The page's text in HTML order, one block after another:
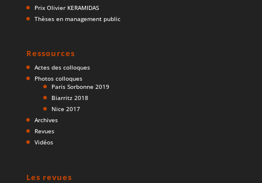
Prix Olivier KERAMIDAS
Thèses en management public
Ressources
Actes des colloques
Photos colloques
Paris Sorbonne 2019
Biarritz 2018
Nice 2017
Archives
Revues
Vidéos
Les revues